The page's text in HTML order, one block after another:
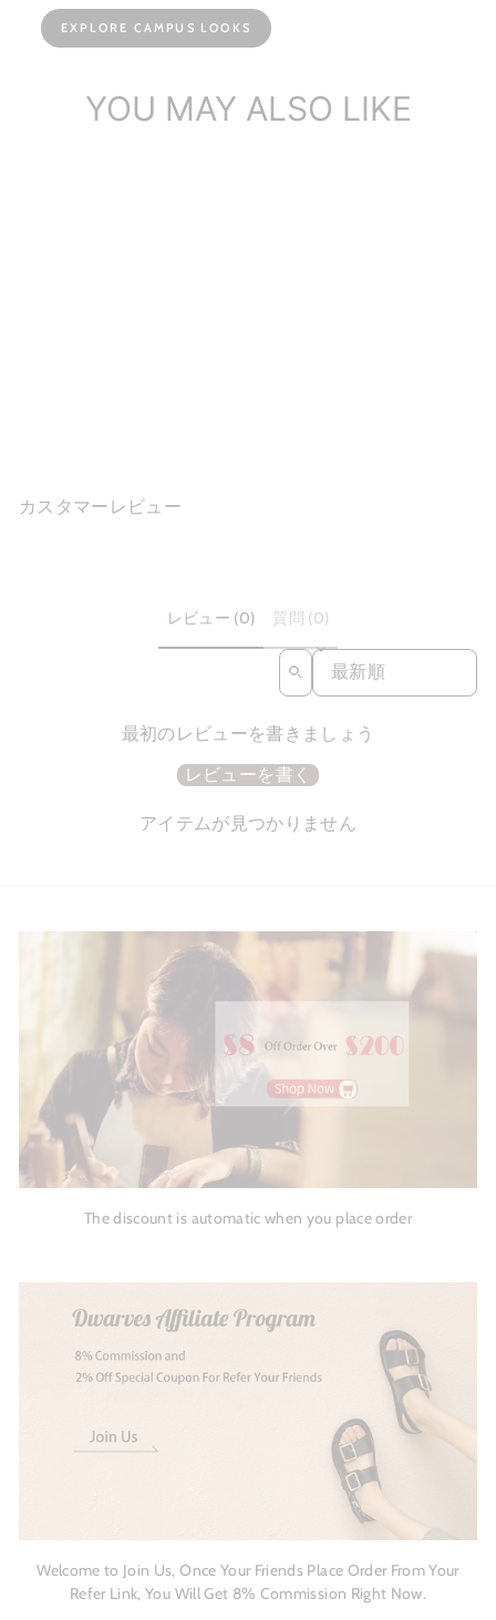
EXPLORE CAMPUS LOOKS
YOU MAY ALSO LIKE
カスタマーレビュー
レビュー (0) 質問 (0)
SORT REVIEWS BY
最初のレビューを書きましょう
レビューを書く
アイテムが見つかりません
The discount is automatic when you place order
Welcome to Join Us, Once Your Friends Place Order From Your
Refer Link, You Will Get 8% Commission Right Now.